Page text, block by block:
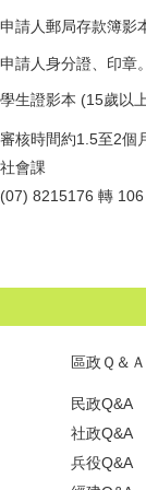
申請人郵局存款簿影
申請人身分證、印章。
學生證影本 (15歲以上
審核時間約1.5至2個
社會課
(07) 8215176 轉 106
區政Ｑ＆Ａ
民政Q&A
社政Q&A
兵役Q&A